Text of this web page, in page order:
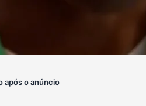
após o anúncio